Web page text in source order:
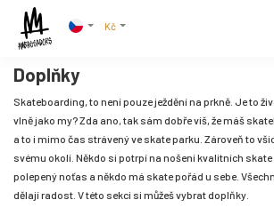
Kč
Doplňky
Skateboarding, to není pouze ježdění na prkně. Je to
vlně jako my? Zda ano, tak sám dobře víš, že máš
a to i mimo čas strávený ve skate parku. Zároveň to
svému okolí. Někdo si potrpí na nošení kvalitních skate
polepený noťas a někdo má skate pořád u sebe.
dělají radost. V této sekci si můžeš vybrat doplňky.